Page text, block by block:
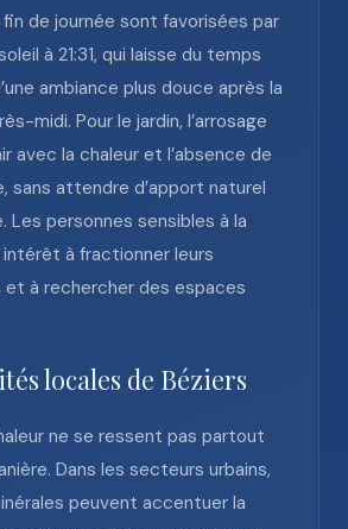
de journée sont favorisées par
à 21:31, qui laisse du temps
ambiance plus douce après la
midi. Pour le jardin, l’arrosage
avec la chaleur et l’absence de
sans attendre d’apport naturel
Les personnes sensibles à la
à fractionner leurs
à rechercher des espaces
locales de Béziers
ne se ressent pas partout
Dans les secteurs urbains,
peuvent accentuer la